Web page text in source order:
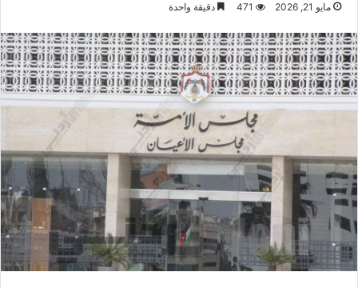
مايو 21, 2026 471 دقيقة واحدة